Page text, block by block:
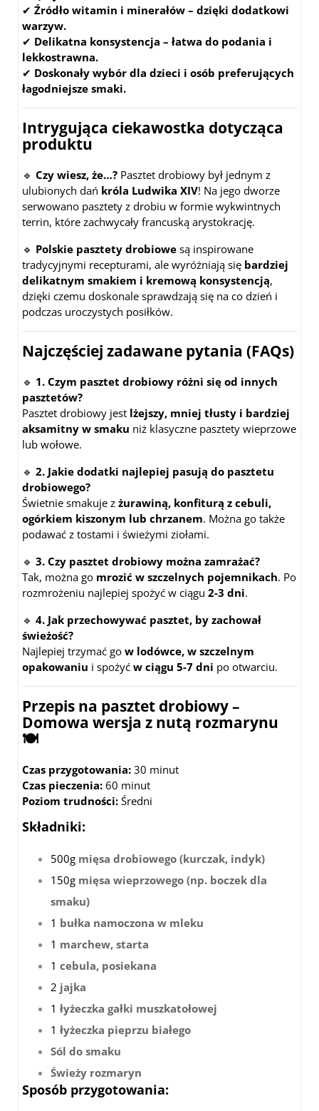
✔ Źródło witamin i minerałów – dzięki dodatkowi
warzyw.
✔ Delikatna konsystencja – łatwa do podania i
lekkostrawna.
✔ Doskonały wybór dla dzieci i osób preferujących
łagodniejsze smaki.
Intrygująca ciekawostka dotycząca
produktu
🔹 Czy wiesz, że…? Pasztet drobiowy był jednym z
ulubionych dań króla Ludwika XIV! Na jego dworze
serwowano pasztety z drobiu w formie wykwintnych
terrin, które zachwycały francuską arystokrację.
🔹 Polskie pasztety drobiowe są inspirowane
tradycyjnymi recepturami, ale wyróżniają się bardziej
delikatnym smakiem i kremową konsystencją,
dzięki czemu doskonale sprawdzają się na co dzień i
podczas uroczystych posiłków.
Najczęściej zadawane pytania (FAQs)
🔹 1. Czym pasztet drobiowy różni się od innych
pasztetów?
Pasztet drobiowy jest lżejszy, mniej tłusty i bardziej
aksamitny w smaku niż klasyczne pasztety wieprzowe
lub wołowe.
🔹 2. Jakie dodatki najlepiej pasują do pasztetu
drobiowego?
Świetnie smakuje z żurawiną, konfiturą z cebuli,
ogórkiem kiszonym lub chrzanem. Można go także
podawać z tostami i świeżymi ziołami.
🔹 3. Czy pasztet drobiowy można zamrażać?
Tak, można go mrozić w szczelnych pojemnikach. Po
rozmrożeniu najlepiej spożyć w ciągu 2-3 dni.
🔹 4. Jak przechowywać pasztet, by zachował
świeżość?
Najlepiej trzymać go w lodówce, w szczelnym
opakowaniu i spożyć w ciągu 5-7 dni po otwarciu.
Przepis na pasztet drobiowy –
Domowa wersja z nutą rozmarynu
🍽️
Czas przygotowania: 30 minut
Czas pieczenia: 60 minut
Poziom trudności: Średni
Składniki:
500g mięsa drobiowego (kurczak, indyk)
150g mięsa wieprzowego (np. boczek dla
smaku)
1 bułka namoczona w mleku
1 marchew, starta
1 cebula, posiekana
2 jajka
1 łyżeczka gałki muszkatołowej
1 łyżeczka pieprzu białego
Sól do smaku
Świeży rozmaryn
Sposób przygotowania: